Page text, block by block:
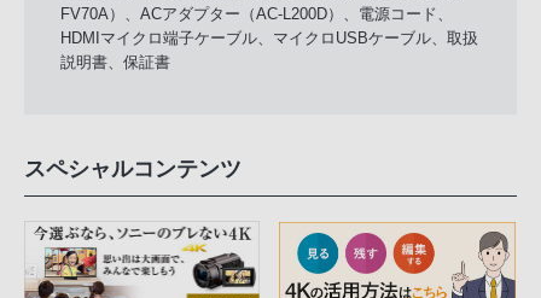
FV70A）、ACアダプター（AC-L200D）、電源コード、
HDMIマイクロ端子ケーブル、マイクロUSBケーブル、取扱
説明書、保証書
スペシャルコンテンツ